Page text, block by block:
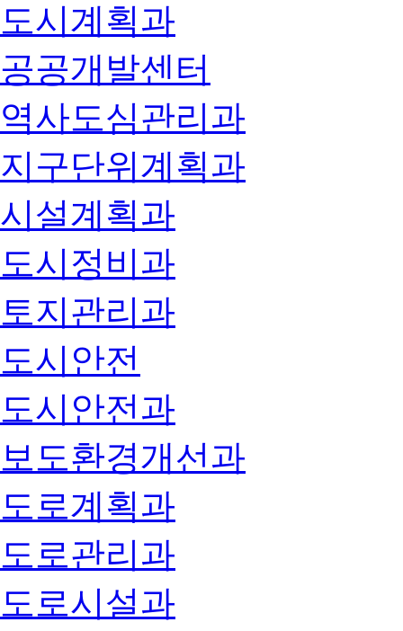
도시계획과
공공개발센터
역사도심관리과
지구단위계획과
시설계획과
도시정비과
토지관리과
도시안전
도시안전과
보도환경개선과
도로계획과
도로관리과
도로시설과